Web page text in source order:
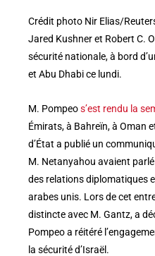
Crédit photo Nir Elias/
Jared Kushner et Robert C.
sécurité nationale, à bord
et Abu Dhabi ce lundi.
M. Pompeos’est rendu la
Émirats, à Bahreïn, à Oman
d’État a publié un
M. Netanyahou avaient
des relations diplomatiques
arabes unis. Lors de cet
distincte avec M. Gantz, a
Pompeo a réitéré
la sécurité d’Israël.